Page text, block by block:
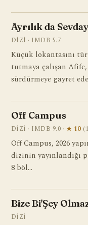
Ayrılık da
DIZI · IMDB 5.7
Küçük lokantasını
tutmaya çalışan
sürdürmeye gayret
Off Campus
DIZI · IMDB 9.0 · ★ 10
Off Campus, 2026
dizinin yayınlandığı
8 böl…
Bize Bi'Şey
DIZI